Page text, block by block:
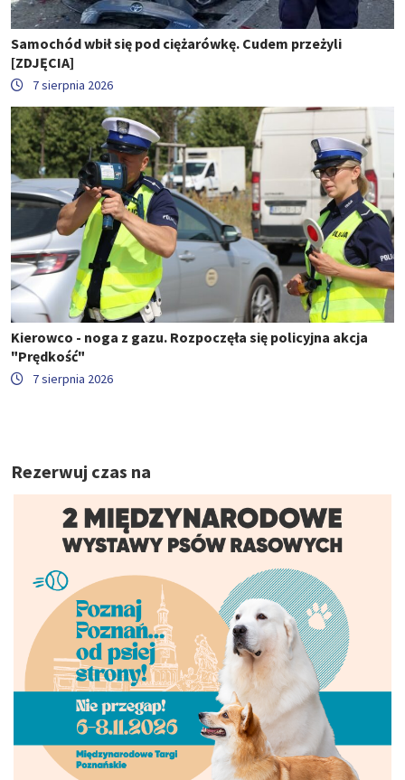
Samochód wbił się pod ciężarówkę. Cudem przeżyli
[ZDJĘCIA]
7 sierpnia 2026
Kierowco - noga z gazu. Rozpoczęła się policyjna akcja
"Prędkość"
7 sierpnia 2026
Rezerwuj czas na